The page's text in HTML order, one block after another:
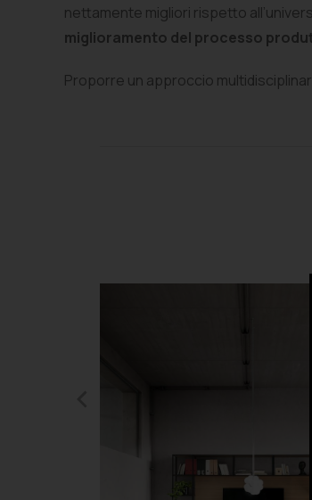
nettamente migliori rispetto
miglioramento del processo
Proporre un approccio